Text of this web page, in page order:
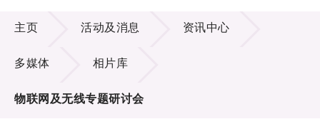
技术商品化
项目及资助计划
活动及消息
主页 活动及消息 资讯中心
多媒体 相片库
物联网及无线专题研讨会